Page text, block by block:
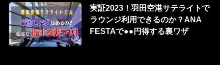
実証2023！羽田空港サテライトで
ラウンジ利用できるのか？ANA
FESTAで●●円得する裏ワザ